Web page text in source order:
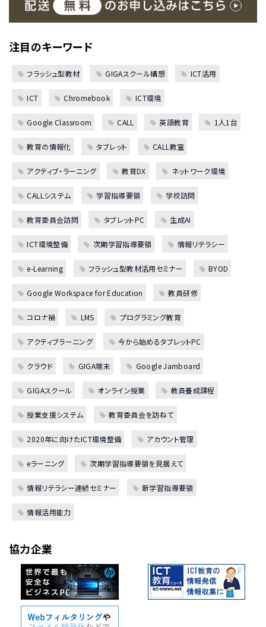
注目のキーワード
フラッシュ型教材 GIGAスクール構想 ICT活用
ICT Chromebook ICT環境
Google Classroom CALL 英語教育 1人1台
教育の情報化 タブレット CALL教室
アクティブ・ラーニング 教育DX ネットワーク環境
CALLシステム 学習指導要領 学校訪問
教育委員会訪問 タブレットPC 生成AI
ICT環境整備 次期学習指導要領 情報リテラシー
e-Learning フラッシュ型教材活用セミナー BYOD
Google Workspace for Education 教員研修
コロナ禍 LMS プログラミング教育
アクティブラーニング 今から始めるタブレットPC
クラウド GIGA端末 Google Jamboard
GIGAスクール オンライン授業 教員養成課程
授業支援システム 教育委員会を訪ねて
2020年に向けたICT環境整備 アカウント管理
eラーニング 次期学習指導要領を見据えて
情報リテラシー連続セミナー 新学習指導要領
情報活用能力
協力企業